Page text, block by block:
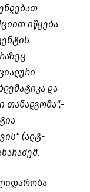
იწყება
და
თანადგომა“,-
(ალტ-